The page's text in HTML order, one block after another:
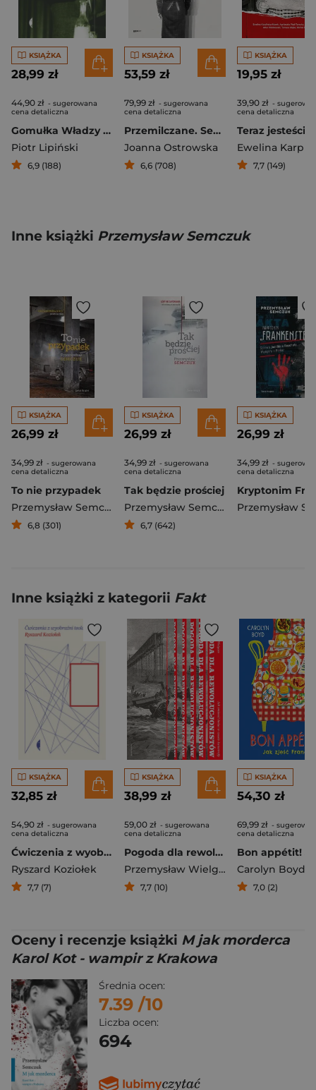
KSIĄŻKA
28,99 zł
44,90 zł - sugerowana
cena detaliczna
Gomułka Władzy nie oddamy
Piotr Lipiński
6,9 (188)
KSIĄŻKA
53,59 zł
79,99 zł - sugerowana
cena detaliczna
Przemilczane. Seksualna praca przymusowa w czasie II wojny światowej. Wydanie rozszerzone
Joanna Ostrowska
6,6 (708)
KSIĄŻKA
19,95 zł
39,90 zł -
cena detaliczna
7,7 (149)
Inne książki Przemysław Semczuk
KSIĄŻKA
26,99 zł
34,99 zł - sugerowana
cena detaliczna
To nie przypadek
Przemysław Semczuk
6,8 (301)
KSIĄŻKA
26,99 zł
34,99 zł - sugerowana
cena detaliczna
Tak będzie prościej
Przemysław Semczuk
6,7 (642)
KSIĄŻKA
26,99 zł
34,99 zł -
cena detaliczna
Inne książki z kategorii Fakt
KSIĄŻKA
32,85 zł
54,90 zł - sugerowana
cena detaliczna
Ćwiczenia z wyobraźni teologicznej
Ryszard Koziołek
7,7 (7)
KSIĄŻKA
38,99 zł
59,00 zł - sugerowana
cena detaliczna
Pogoda dla rewolucjonistów. Jak zmienić świat w czasie katastrofy
Przemysław Wielgosz
7,7 (10)
KSIĄŻKA
54,30 zł
69,99 zł -
cena detaliczna
Carolyn Boyd
7,0 (2)
Oceny i recenzje książki M jak morderca
Karol Kot - wampir z Krakowa
Średnia ocen:
7.39 /10
Liczba ocen:
694